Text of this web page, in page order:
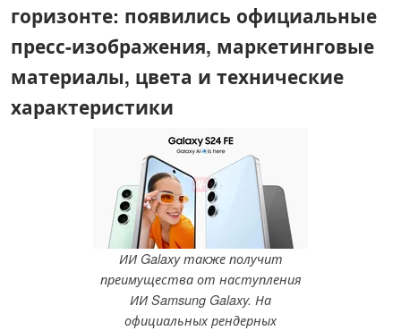
горизонте: появились официальные
пресс-изображения, маркетинговые
материалы, цвета и технические
характеристики
ИИ Galaxy также получит
преимущества от наступления
ИИ Samsung Galaxy. На
официальных рендерных